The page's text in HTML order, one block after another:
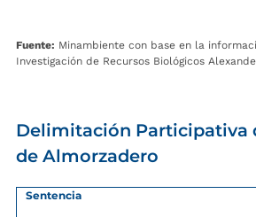
Fuente: Minambiente con base en la
Investigación de Recursos Biológicos
Delimitación Participativa
de Almorzadero
Sentencia